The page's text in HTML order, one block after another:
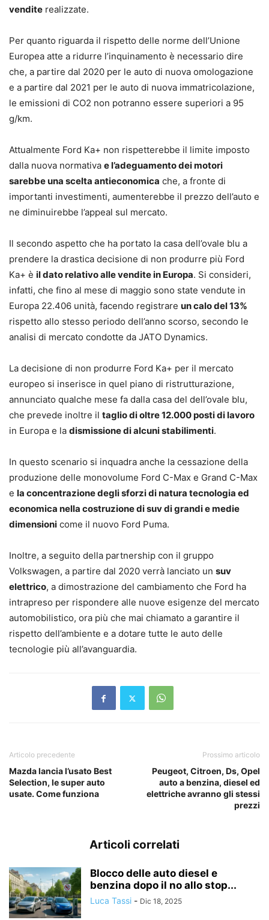
vendite realizzate.
Per quanto riguarda il rispetto delle norme dell’Unione
Europea atte a ridurre l’inquinamento è necessario dire
che, a partire dal 2020 per le auto di nuova omologazione
e a partire dal 2021 per le auto di nuova immatricolazione,
le emissioni di CO2 non potranno essere superiori a 95
g/km.
Attualmente Ford Ka+ non rispetterebbe il limite imposto
dalla nuova normativa e l’adeguamento dei motori
sarebbe una scelta antieconomica che, a fronte di
importanti investimenti, aumenterebbe il prezzo dell’auto e
ne diminuirebbe l’appeal sul mercato.
Il secondo aspetto che ha portato la casa dell’ovale blu a
prendere la drastica decisione di non produrre più Ford
Ka+ è il dato relativo alle vendite in Europa. Si consideri,
infatti, che fino al mese di maggio sono state vendute in
Europa 22.406 unità, facendo registrare un calo del 13%
rispetto allo stesso periodo dell’anno scorso, secondo le
analisi di mercato condotte da JATO Dynamics.
La decisione di non produrre Ford Ka+ per il mercato
europeo si inserisce in quel piano di ristrutturazione,
annunciato qualche mese fa dalla casa del dell’ovale blu,
che prevede inoltre il taglio di oltre 12.000 posti di lavoro
in Europa e la dismissione di alcuni stabilimenti.
In questo scenario si inquadra anche la cessazione della
produzione delle monovolume Ford C-Max e Grand C-Max
e la concentrazione degli sforzi di natura tecnologia ed
economica nella costruzione di suv di grandi e medie
dimensioni come il nuovo Ford Puma.
Inoltre, a seguito della partnership con il gruppo
Volkswagen, a partire dal 2020 verrà lanciato un suv
elettrico, a dimostrazione del cambiamento che Ford ha
intrapreso per rispondere alle nuove esigenze del mercato
automobilistico, ora più che mai chiamato a garantire il
rispetto dell’ambiente e a dotare tutte le auto delle
tecnologie più all’avanguardia.
Articolo precedente
Mazda lancia l’usato Best
Selection, le super auto
usate. Come funziona
Prossimo articolo
Peugeot, Citroen, Ds, Opel
auto a benzina, diesel ed
elettriche avranno gli stessi
prezzi
Articoli correlati
Blocco delle auto diesel e
benzina dopo il no allo stop...
Luca Tassi - Dic 18, 2025